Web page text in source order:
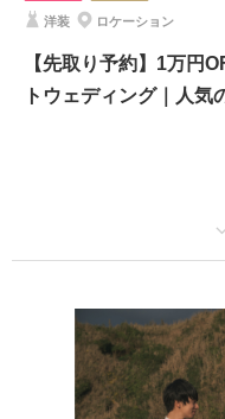
ヘアメイクリハーサル
洋装 ロケーション
【先取り予約】1万円
トウェディング｜人
撮影料
着付け
アルバム